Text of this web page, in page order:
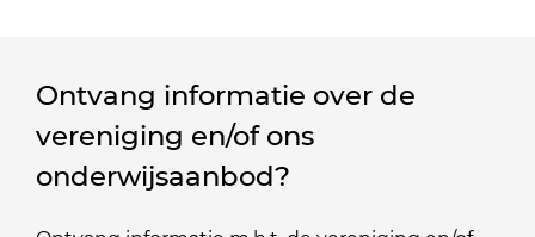
Ontvang informatie over de
vereniging en/of ons
onderwijsaanbod?